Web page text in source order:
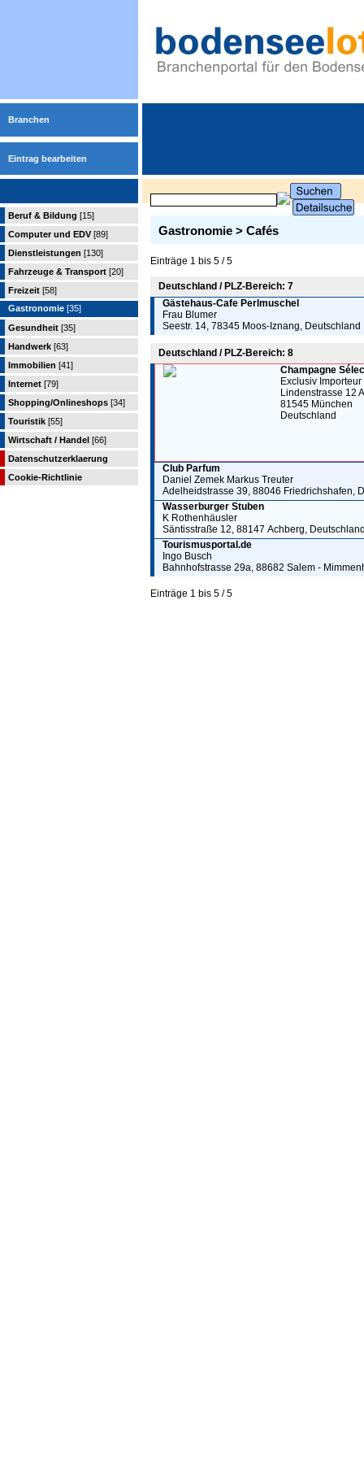
Branchen
Eintrag bearbeiten
Beruf & Bildung [15]
Computer und EDV [89]
Dienstleistungen [130]
Fahrzeuge & Transport [20]
Freizeit [58]
Gastronomie [35]
Gesundheit [35]
Handwerk [63]
Immobilien [41]
Internet [79]
Shopping/Onlineshops [34]
Touristik [55]
Wirtschaft / Handel [66]
Datenschutzerklaerung
Cookie-Richtlinie
Gastronomie > Cafés
Einträge 1 bis 5 / 5
Deutschland / PLZ-Bereich: 7
Gästehaus-Cafe Perlmuschel
Frau Blumer
Seestr. 14, 78345 Moos-Iznang, Deutschland
Deutschland / PLZ-Bereich: 8
Champagne
Exclusiv Importeur
Lindenstrasse 12 A
81545 München
Deutschland
Club Parfum
Daniel Zemek Markus Treuter
Adelheidstrasse 39, 88046 Friedrichshafen,
Wasserburger Stuben
K Rothenhäusler
Säntisstraße 12, 88147 Achberg,
Tourismusportal.de
Ingo Busch
Bahnhofstrasse 29a, 88682 Salem -
Einträge 1 bis 5 / 5